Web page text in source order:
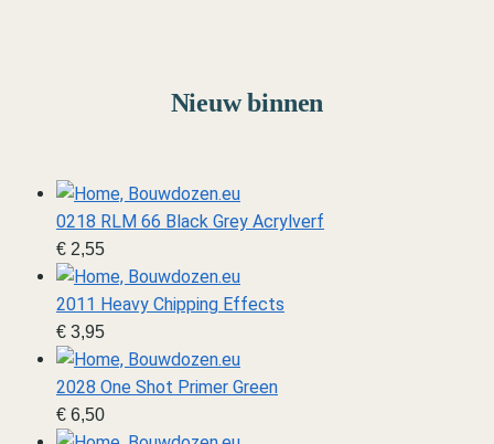
Nieuw binnen
0218 RLM 66 Black Grey Acrylverf
€ 2,55
2011 Heavy Chipping Effects
€ 3,95
2028 One Shot Primer Green
€ 6,50